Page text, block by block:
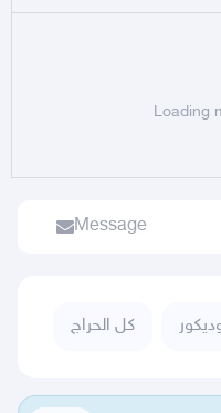
Loading
Message
كل الحراج